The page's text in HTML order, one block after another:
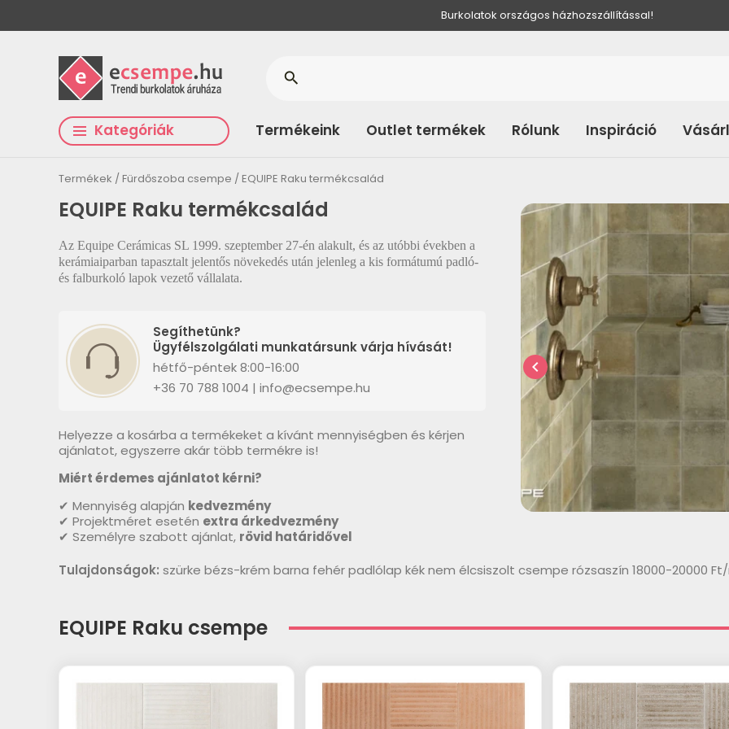
Burkolatok országos házhozszállítással!
Kategóriák Termékeink Outlet termékek Rólunk Inspiráció
search
Termékek Fürdőszoba csempe EQUIPE Raku termékcsalád
EQUIPE Raku termékcsalád
Az Equipe Cerámicas SL 1999. szeptember 27-én alakult, és az utóbbi években a
kerámiaiparban tapasztalt jelentős növekedés után jelenleg a kis formátumú padló-
és falburkoló lapok vezető vállalata.
Segíthetünk?
Ügyfélszolgálati munkatársunk várja hívását!
hétfő-péntek 8:00-16:00
+36 70 788 1004 | info@ecsempe.hu
Helyezze a kosárba a termékeket a kívánt mennyiségben és kérjen
ajánlatot, egyszerre akár több termékre is!
Miért érdemes ajánlatot kérni?
✔ Mennyiség alapján kedvezmény
✔ Projektméret esetén extra árkedvezmény
✔ Személyre szabott ajánlat, rövid határidővel
chevron_left
Tulajdonságok: szürke bézs-krém barna fehér padlólap kék nem élcsiszolt csempe rózsaszín 18000-20000 Ft/
EQUIPE Raku csempe